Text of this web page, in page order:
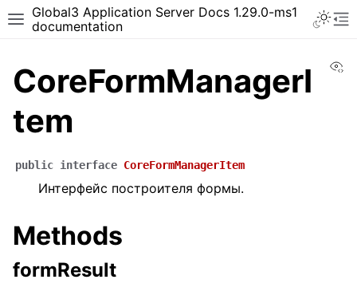
Global3 Application Server Docs 1.29.0-ms1
documentation
CoreFormManagerI
tem
public interface CoreFormManagerItem
Интерфейс построителя формы.
Methods
formResult